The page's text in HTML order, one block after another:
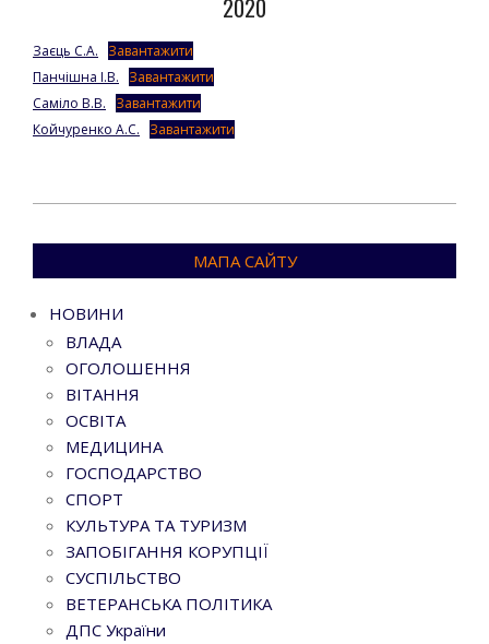
2020
Заєць С.А.
Завантажити
Панчішна І.В.
Завантажити
Саміло В.В.
Завантажити
Койчуренко А.С.
Завантажити
12-
МАПА САЙТУ
НОВИНИ
ВЛАДА
ОГОЛОШЕННЯ
ВІТАННЯ
ОСВІТА
МЕДИЦИНА
ГОСПОДАРСТВО
СПОРТ
КУЛЬТУРА ТА ТУРИЗМ
ЗАПОБІГАННЯ КОРУПЦІЇ
СУСПІЛЬСТВО
ВЕТЕРАНСЬКА ПОЛІТИКА
ДПС України